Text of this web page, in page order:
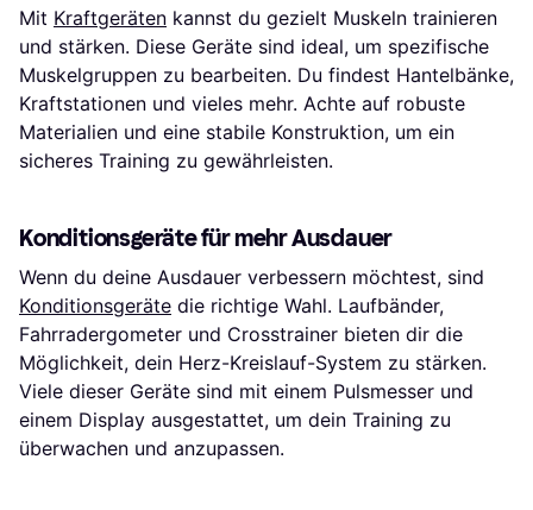
Mit Kraftgeräten kannst du gezielt Muskeln trainieren
und stärken. Diese Geräte sind ideal, um spezifische
Muskelgruppen zu bearbeiten. Du findest Hantelbänke,
Kraftstationen und vieles mehr. Achte auf robuste
Materialien und eine stabile Konstruktion, um ein
sicheres Training zu gewährleisten.
Konditionsgeräte für mehr Ausdauer
Wenn du deine Ausdauer verbessern möchtest, sind
Konditionsgeräte die richtige Wahl. Laufbänder,
Fahrradergometer und Crosstrainer bieten dir die
Möglichkeit, dein Herz-Kreislauf-System zu stärken.
Viele dieser Geräte sind mit einem Pulsmesser und
einem Display ausgestattet, um dein Training zu
überwachen und anzupassen.